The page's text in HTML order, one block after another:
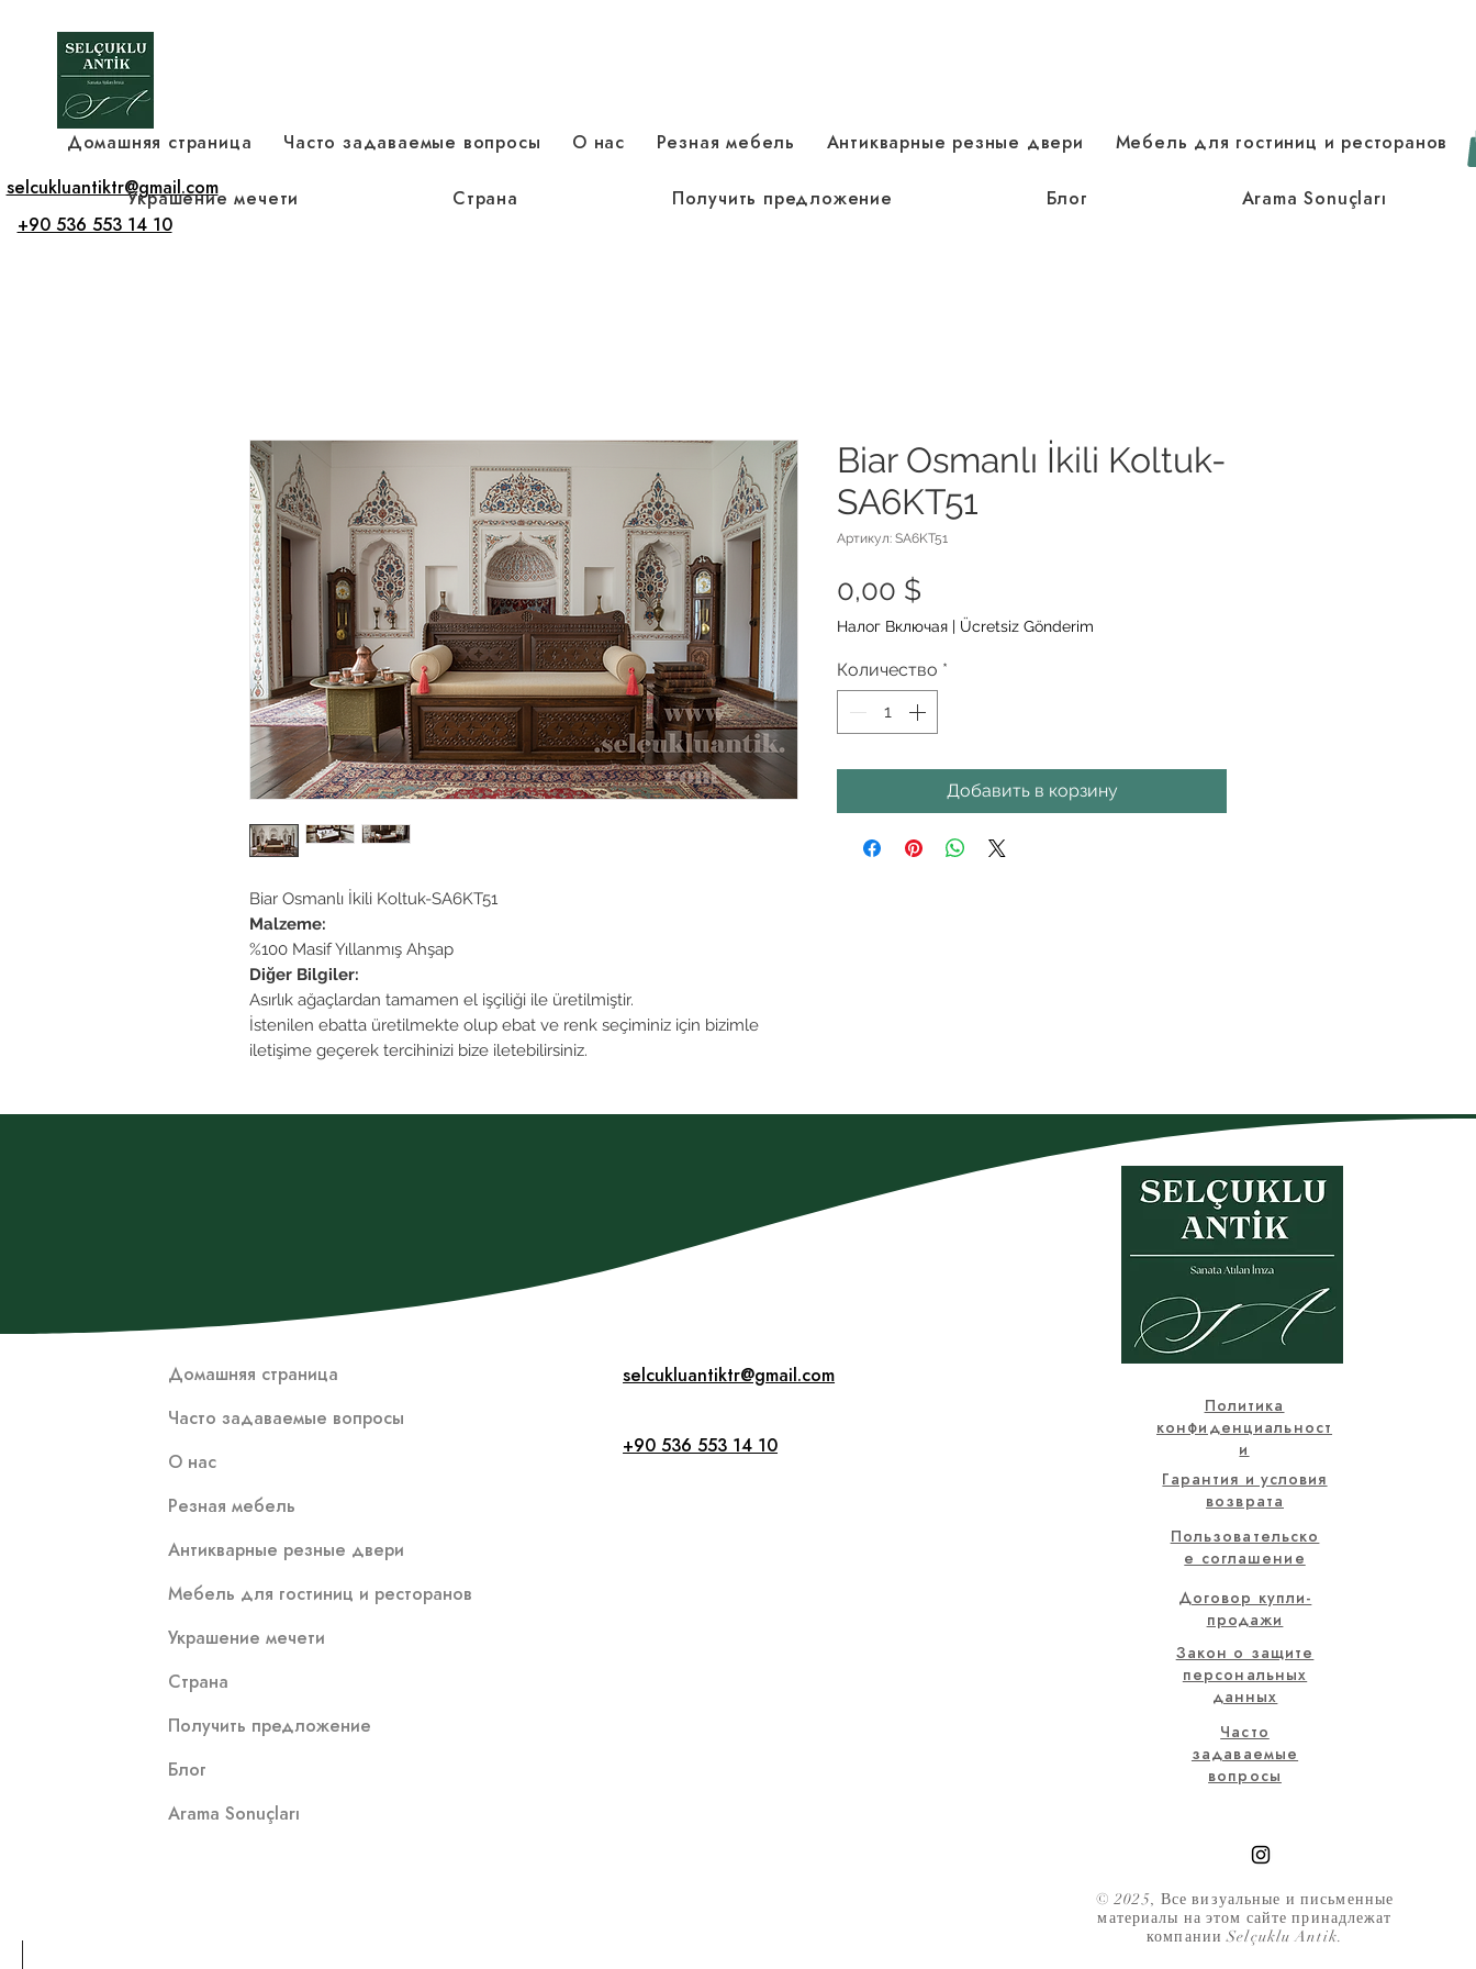
selcukluantiktr@gmail.com
+90 536 553 14 10
Домашняя страница Часто задаваемые вопросы О нас Резная мебель Антикварные резные двери Мебель для гостиниц и ресторанов
Украшение мечети Страна Получить предложение Блог Arama Sonuçları
Biar Osmanlı İkili Koltuk-SA6KT51
Malzeme:
%100 Masif Yıllanmış Ahşap
Diğer Bilgiler:
Asırlık ağaçlardan tamamen el işçiliği ile üretilmiştir.
İstenilen ebatta üretilmekte olup ebat ve renk seçiminiz için bizimle
iletişime geçerek tercihinizi bize iletebilirsiniz.
Biar Osmanlı İkili Koltuk-
SA6KT51
Артикул: SA6KT51
0,00 $
Налог Включая | Ücretsiz Gönderim
Количество *
Добавить в корзину
Домашняя страница
Часто задаваемые вопросы
О нас
Резная мебель
Антикварные резные двери
Мебель для гостиниц и ресторанов
Украшение мечети
Страна
Получить предложение
Блог
Arama Sonuçları
selcukluantiktr@gmail.com
+90 536 553 14 10
Политика
конфиденциальност
и
Гарантия и условия
возврата
Пользовательско
е соглашение
Договор купли-
продажи
Закон о защите
персональных
данных
Часто
задаваемые
вопросы
© 2025, Все визуальные и письменные
материалы на этом сайте принадлежат
компании Selçuklu Antik.